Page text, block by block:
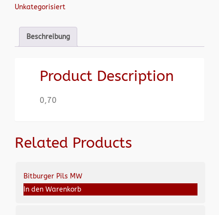
Unkategorisiert
Beschreibung
Product Description
0,70
Related Products
Bitburger Pils MW
In den Warenkorb